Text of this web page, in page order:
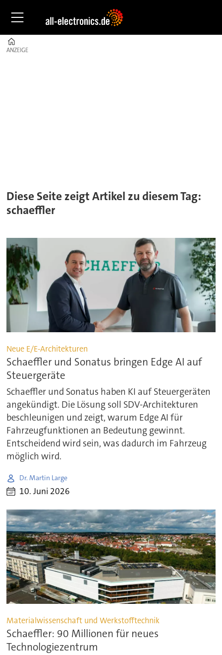
ANZEIGE
ANZEIGE
Diese Seite zeigt Artikel zu diesem Tag:
schaeffler
Neue E/E-Architekturen
Schaeffler und Sonatus bringen Edge AI auf
Steuergeräte
Schaeffler und Sonatus haben KI auf Steuergeräten
angekündigt. Die Lösung soll SDV-Architekturen
beschleunigen und zeigt, warum Edge AI für
Fahrzeugfunktionen an Bedeutung gewinnt.
Entscheidend wird sein, was dadurch im Fahrzeug
möglich wird.
Dr. Martin Large
10. Juni 2026
Materialwissenschaft und Werkstofftechnik
Schaeffler: 90 Millionen für neues
Technologiezentrum